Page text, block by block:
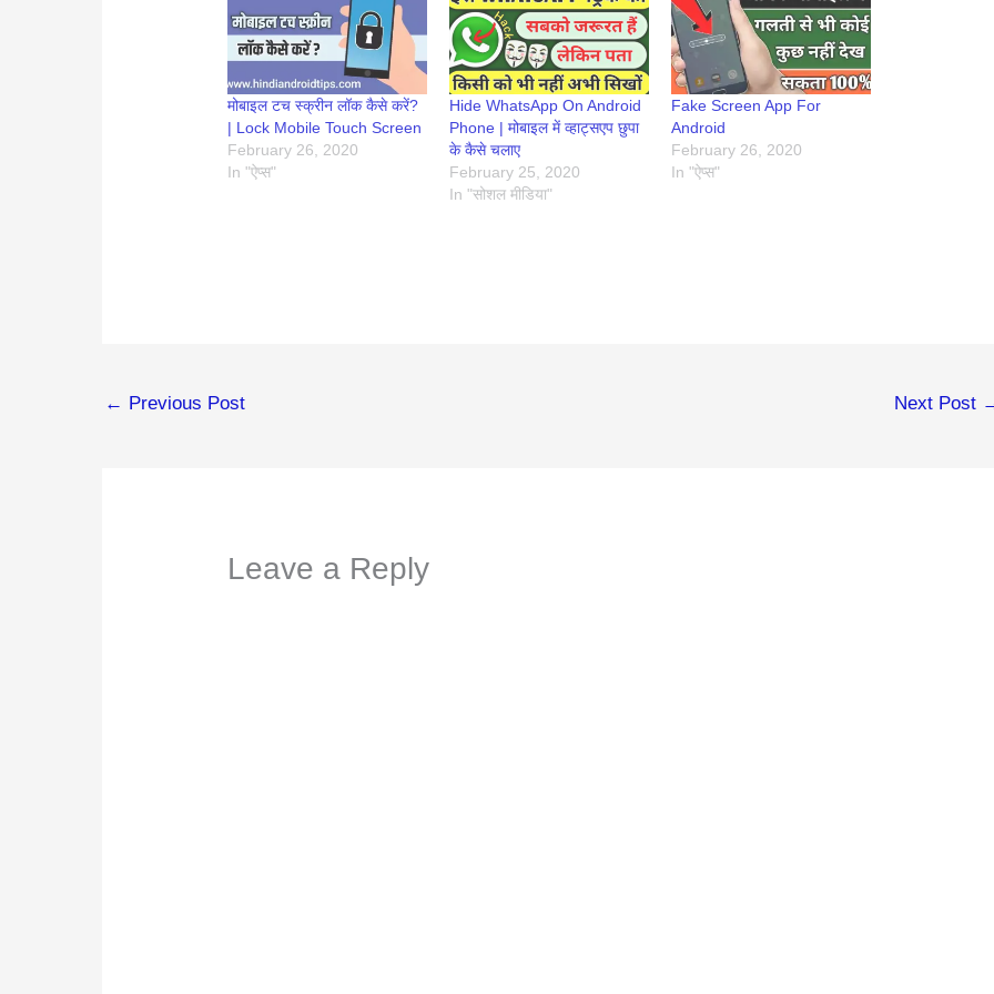
मोबाइल टच स्क्रीन लॉक कैसे करें?
| Lock Mobile Touch Screen
February 26, 2020
In "ऐप्स"
Hide WhatsApp On Android
Phone | मोबाइल में व्हाट्सएप छुपा
के कैसे चलाए
February 25, 2020
In "सोशल मीडिया"
Fake Screen App For
Android
February 26, 2020
In "ऐप्स"
← Previous Post Next Post
Leave a Reply